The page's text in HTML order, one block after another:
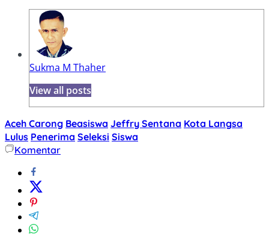
Sukma M Thaher
View all posts
Aceh Carong Beasiswa Jeffry Sentana Kota Langsa
Lulus Penerima Seleksi Siswa
Komentar